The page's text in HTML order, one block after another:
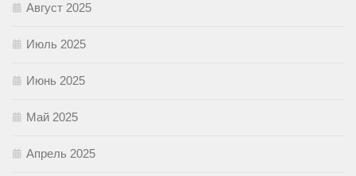
Август 2025
Июль 2025
Июнь 2025
Май 2025
Апрель 2025